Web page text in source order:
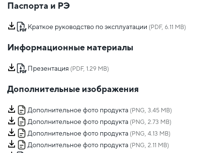
Паспорта и РЭ
Краткое руководство по эксплуатации (PDF, 6.11 MB)
Информационные материалы
Презентация (PDF, 1.29 MB)
Дополнительные изображения
Дополнительное фото продукта (PNG, 3.45 MB)
Дополнительное фото продукта (PNG, 2.73 MB)
Дополнительное фото продукта (PNG, 4.13 MB)
Дополнительное фото продукта (PNG, 2.11 MB)